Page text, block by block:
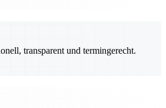
transparent und termingerecht.